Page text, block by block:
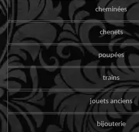
cheminées
chenets
poupées
trains
jouets anciens
bijouterie